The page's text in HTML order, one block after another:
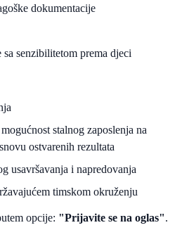
dokumentacije
senzibilitetom prema djeci
stalnog zaposlenja na
ostvarenih rezultata
usavršavanja i napredovanja
timskom okruženju
opcije: "Prijavite se na oglas".